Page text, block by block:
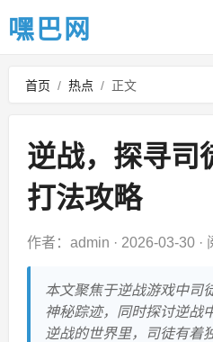
嘿巴网
首页 / 热点 / 正文
逆战，探寻司
打法攻略
作者：admin · 2026-03-30·
本文聚焦于逆战游戏中司
神秘踪迹，同时探讨逆战
逆战的世界里，司徒有着